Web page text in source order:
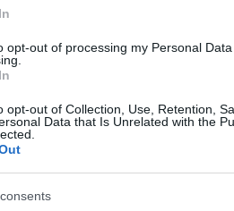
opt-out of processing my Personal
opt-out of Collection, Use, Retention,
Data that Is Unrelated with the
balatoni kardioösvény (X)